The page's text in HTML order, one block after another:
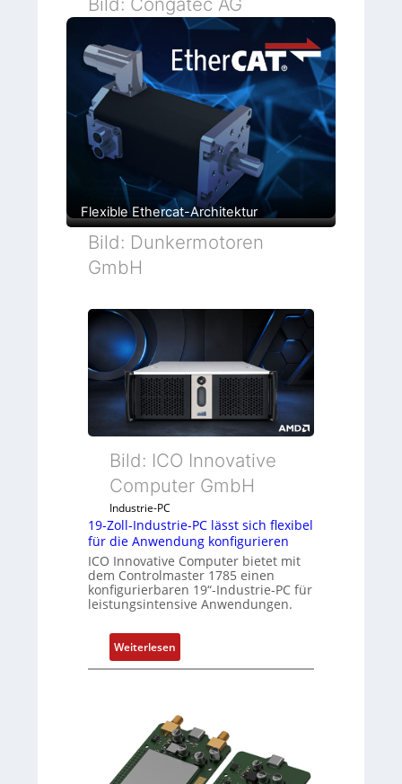
Flexible Ethercat-Architektur
Bild: Dunkermotoren
GmbH
Bild: ICO Innovative
Computer GmbH
Industrie-PC
19-Zoll-Industrie-PC lässt sich flexibel
für die Anwendung konfigurieren
ICO Innovative Computer bietet mit
dem Controlmaster 1785 einen
konfigurierbaren 19“-Industrie-PC für
leistungsintensive Anwendungen.
Weiterlesen
1
Z
o
l